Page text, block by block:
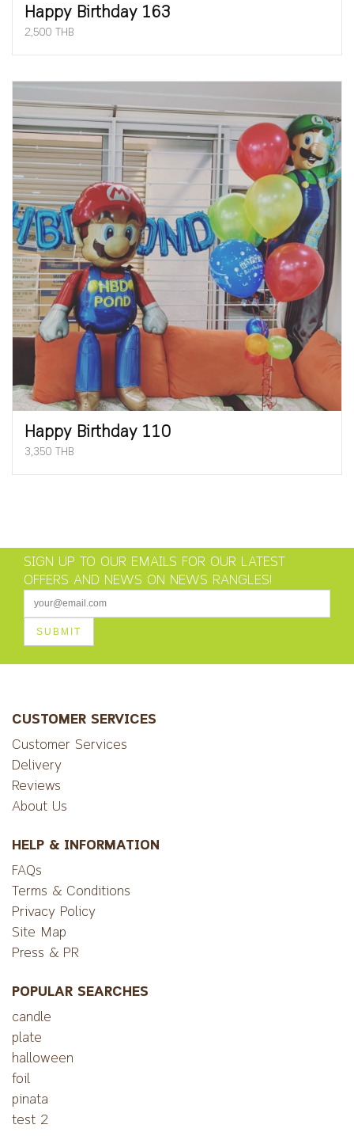
Happy Birthday 163
2,500 THB
Happy Birthday 110
3,350 THB
SIGN UP TO OUR EMAILS FOR OUR LATEST
OFFERS AND NEWS ON NEWS RANGLES!
CUSTOMER SERVICES
Customer Services
Delivery
Reviews
About Us
HELP & INFORMATION
FAQs
Terms & Conditions
Privacy Policy
Site Map
Press & PR
POPULAR SEARCHES
candle
plate
halloween
foil
pinata
test 2